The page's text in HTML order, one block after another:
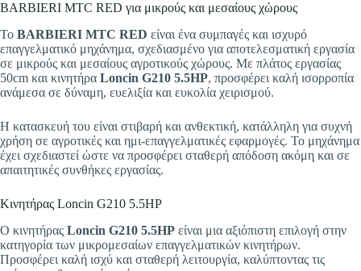
BARBIERI MTC RED για μικρούς και μεσαίους χώρους
Το BARBIERI MTC RED είναι ένα συμπαγές και ισχυρό
επαγγελματικό μηχάνημα, σχεδιασμένο για αποτελεσματική εργασία
σε μικρούς και μεσαίους αγροτικούς χώρους. Με πλάτος εργασίας
50cm και κινητήρα Loncin G210 5.5HP, προσφέρει καλή ισορροπία
ανάμεσα σε δύναμη, ευελιξία και ευκολία χειρισμού.
Η κατασκευή του είναι στιβαρή και ανθεκτική, κατάλληλη για συχνή
χρήση σε αγροτικές και ημι-επαγγελματικές εφαρμογές. Το μηχάνημα
έχει σχεδιαστεί ώστε να προσφέρει σταθερή απόδοση ακόμη και σε
απαιτητικές συνθήκες εργασίας.
Κινητήρας Loncin G210 5.5HP
Ο κινητήρας Loncin G210 5.5HP είναι μια αξιόπιστη επιλογή στην
κατηγορία των μικρομεσαίων επαγγελματικών κινητήρων.
Προσφέρει καλή ισχύ και σταθερή λειτουργία, καλύπτοντας τις